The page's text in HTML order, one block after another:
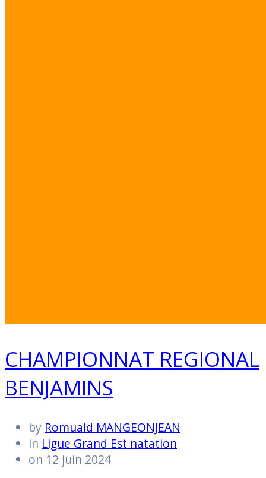
CHAMPIONNAT REGIONAL
BENJAMINS
by Romuald MANGEONJEAN
in Ligue Grand Est natation
on 12 juin 2024